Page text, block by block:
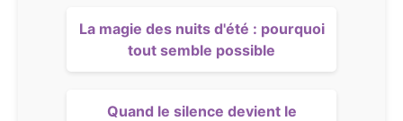
La magie des nuits d'été : pourquoi
tout semble possible
Quand le silence devient le